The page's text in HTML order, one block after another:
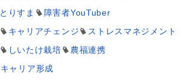
とりすま
障害者YouTuber
キャリアチェンジ
ストレスマネジメント
しいたけ栽培
農福連携
キャリア形成